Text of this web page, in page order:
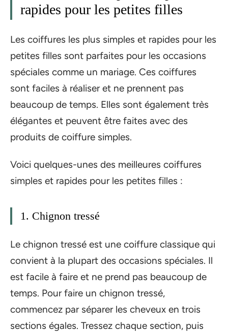
rapides pour les petites filles
Les coiffures les plus simples et rapides pour les
petites filles sont parfaites pour les occasions
spéciales comme un mariage. Ces coiffures
sont faciles à réaliser et ne prennent pas
beaucoup de temps. Elles sont également très
élégantes et peuvent être faites avec des
produits de coiffure simples.
Voici quelques-unes des meilleures coiffures
simples et rapides pour les petites filles :
1. Chignon tressé
Le chignon tressé est une coiffure classique qui
convient à la plupart des occasions spéciales. Il
est facile à faire et ne prend pas beaucoup de
temps. Pour faire un chignon tressé,
commencez par séparer les cheveux en trois
sections égales. Tressez chaque section, puis